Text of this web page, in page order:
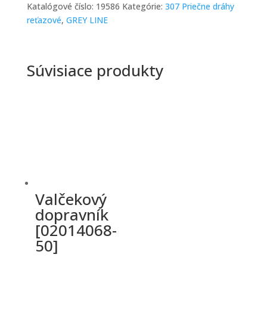
Katalógové číslo: 19586 Kategórie: 307 Priečne dráhy
reťazové, GREY LINE
Súvisiace produkty
Valčekový
dopravník
[02014068-
50]